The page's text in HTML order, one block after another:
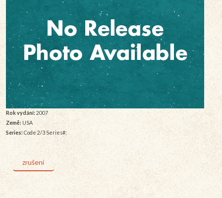
Rok vydání: 2007
Země: USA
Series: Code 2/3 Series#:
zrušení